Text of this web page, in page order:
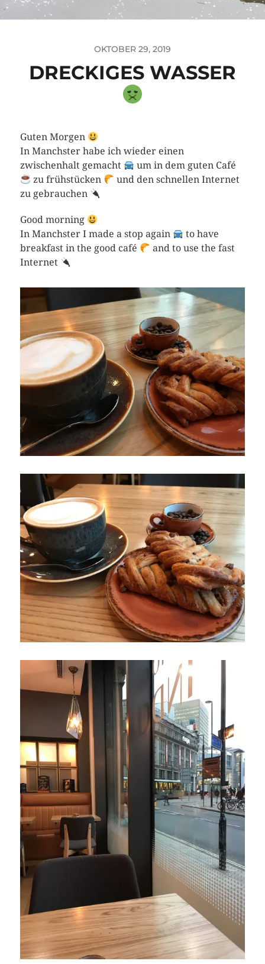
OKTOBER 29, 2019
DRECKIGES WASSER
Guten Morgen
In Manchster habe ich wieder einen
zwischenhalt gemacht
um in dem guten Café
zu frühstücken
und den schnellen Internet
zu gebrauchen
Good morning
In Manchster I made a stop again
to have
breakfast in the good café
and to use the fast
Internet